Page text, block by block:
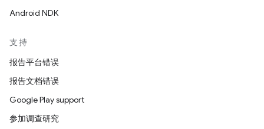
Android NDK
支持
报告平台错误
报告文档错误
Google Play support
参加调查研究